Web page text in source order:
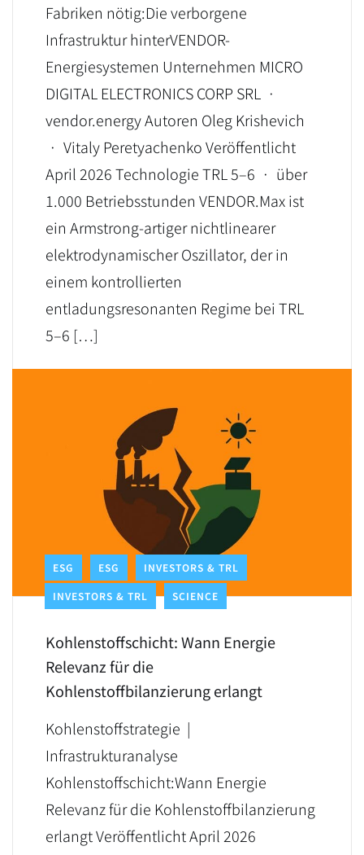
Fabriken nötig:Die verborgene
Infrastruktur hinterVENDOR-
Energiesystemen Unternehmen MICRO
DIGITAL ELECTRONICS CORP SRL ·
vendor.energy Autoren Oleg Krishevich
· Vitaly Peretyachenko Veröffentlicht
April 2026 Technologie TRL 5–6 · über
1.000 Betriebsstunden VENDOR.Max ist
ein Armstrong-artiger nichtlinearer
elektrodynamischer Oszillator, der in
einem kontrollierten
entladungsresonanten Regime bei TRL
5–6 […]
ESG ESG INVESTORS & TRL
INVESTORS & TRL SCIENCE
Kohlenstoffschicht: Wann Energie
Relevanz für die
Kohlenstoffbilanzierung erlangt
Kohlenstoffstrategie |
Infrastrukturanalyse
Kohlenstoffschicht:Wann Energie
Relevanz für die Kohlenstoffbilanzierung
erlangt Veröffentlicht April 2026